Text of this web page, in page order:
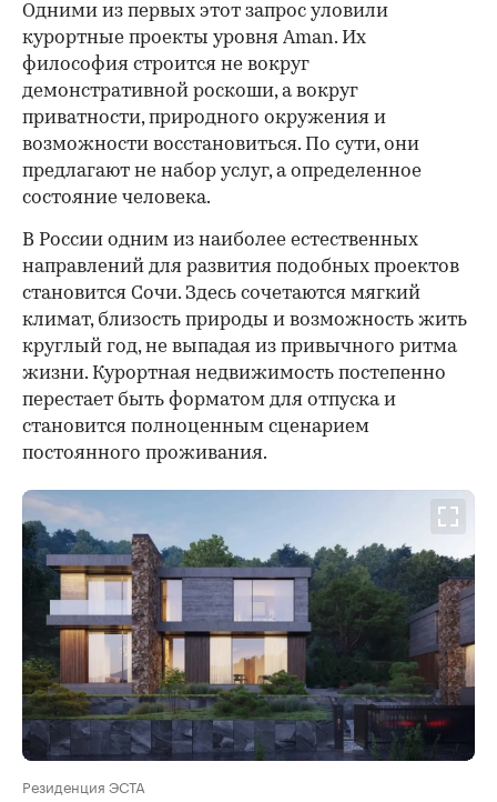
Одними из первых этот запрос уловили
курортные проекты уровня Aman. Их
философия строится не вокруг
демонстративной роскоши, а вокруг
приватности, природного окружения и
возможности восстановиться. По сути, они
предлагают не набор услуг, а определенное
состояние человека.
В России одним из наиболее естественных
направлений для развития подобных проектов
становится Сочи. Здесь сочетаются мягкий
климат, близость природы и возможность жить
круглый год, не выпадая из привычного ритма
жизни. Курортная недвижимость постепенно
перестает быть форматом для отпуска и
становится полноценным сценарием
постоянного проживания.
Резиденция ЭСТА